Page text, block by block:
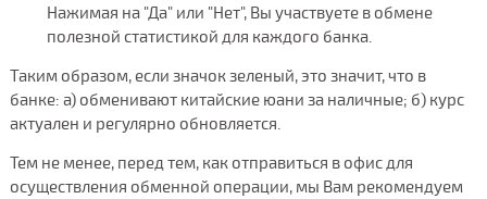
Нажимая на "Да" или "Нет", Вы участвуете в обмене
полезной статистикой для каждого банка.
Таким образом, если значок зеленый, это значит, что в
банке: а) обменивают китайские юани за наличные; б) курс
актуален и регулярно обновляется.
Тем не менее, перед тем, как отправиться в офис для
осуществления обменной операции, мы Вам рекомендуем